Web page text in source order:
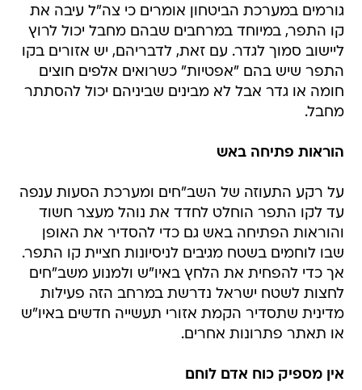
גורמים במערכת הביטחון אומרים כי צה"ל עיבה את
קו התפר, במיוחד במרחבים שבהם מחבל יכול לרוץ
ליישוב סמוך לגדר. עם זאת, לדבריהם, יש אזורים בקו
התפר שיש בהם "אפטיות" כשרואים אלפים חוצים
חומה או גדר אבל לא מבינים שביניהם יכול להסתתר
מחבל.
הוראות פתיחה באש
על רקע התעוזה של השב"חים ומערכת הסעות ענפה
עד לקו התפר הוחלט לחדד את נוהל מעצר חשוד
והוראות הפתיחה באש גם כדי להסדיר את האופן
שבו לוחמים בשטח מגיבים לניסיונות חציית קו התפר.
אך כדי להפחית את הלחץ באיו"ש ולמנוע משב"חים
לחצות לשטח ישראל נדרשת במרחב הזה פעילות
מדינית שתסדיר הקמת אזורי תעשייה חדשים באיו"ש
או תאתר פתרונות אחרים.
אין מספיק כוח אדם לוחם